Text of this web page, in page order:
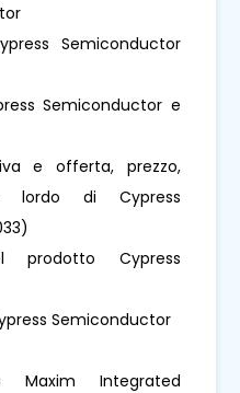
Semiconductor
Semiconductor e
e offerta, prezzo,
lordo di Cypress
prodotto Cypress
Semiconductor
Maxim Integrated